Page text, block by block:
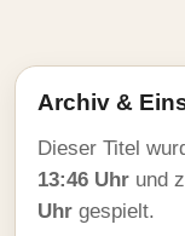
Archiv &
Dieser Titel
13:46 Uhr und
Uhr gespielt.